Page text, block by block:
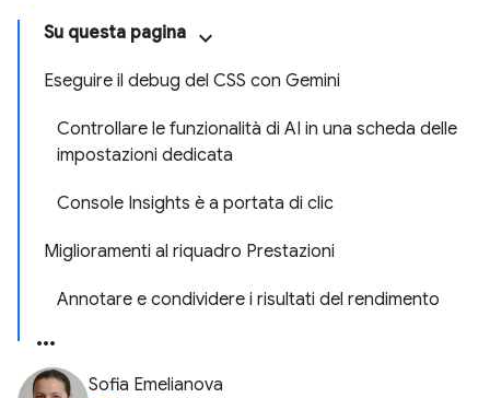
Su questa pagina
Eseguire il debug del CSS con Gemini
Controllare le funzionalità di AI in una scheda delle
impostazioni dedicata
Console Insights è a portata di clic
Miglioramenti al riquadro Prestazioni
Annotare e condividere i risultati del rendimento
Sofia Emelianova